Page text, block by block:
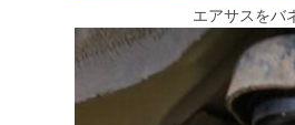
エアサスをバ